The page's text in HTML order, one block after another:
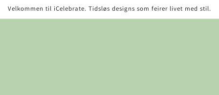
Velkommen til iCelebrate. Tidsløs designs som feirer livet med stil.